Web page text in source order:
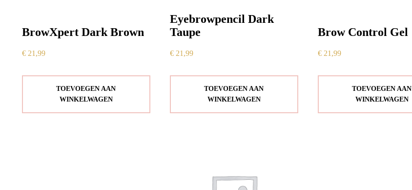
BrowXpert Dark Brown
€ 21,99
TOEVOEGEN AAN
WINKELWAGEN
Eyebrowpencil Dark
Taupe
€21,99
TOEVOEGEN AAN
WINKELWAGEN
Brow Control Gel
€21,99
TOEVOEGEN AAN
WINKELWAGEN